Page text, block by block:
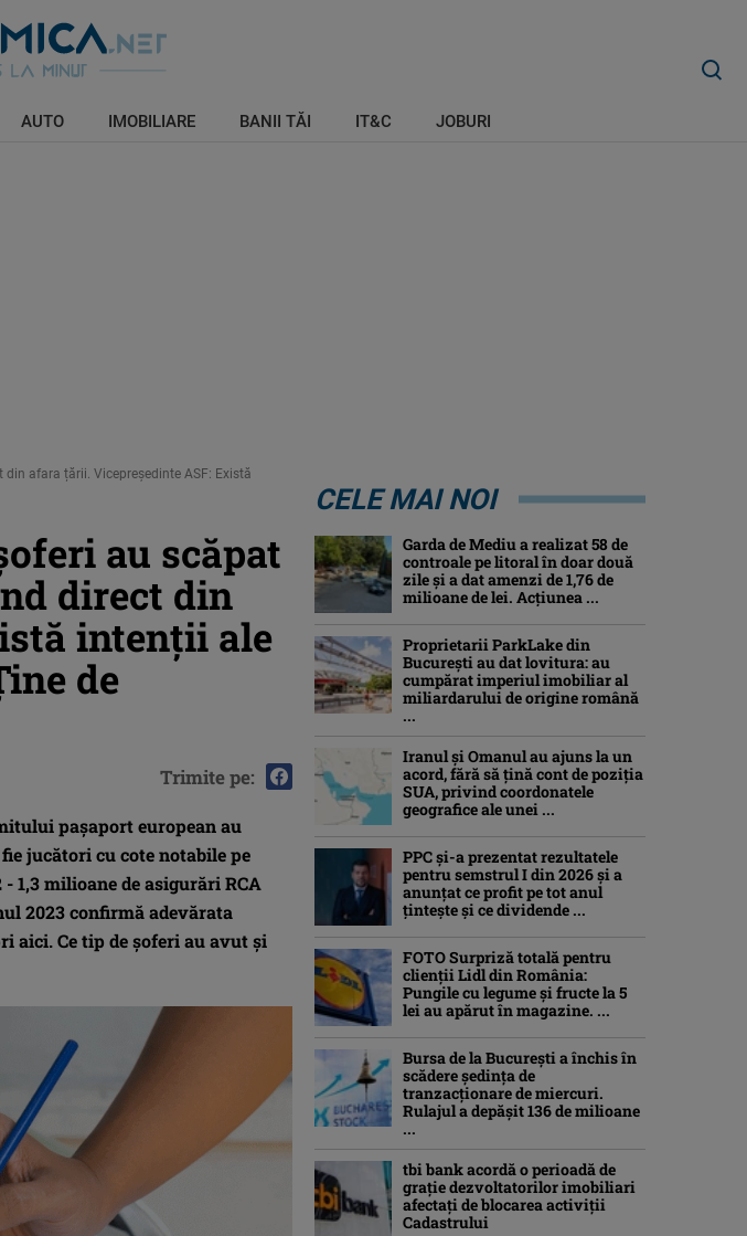
AUTO IMOBILIARE BANII TĂI IT&C JOBURI
afara țării. Vicepreședinte ASF: Există
au scăpat
direct din
intenții ale
de
pașaport european au
jucători cu cote notabile pe
1,3 milioane de asigurări RCA
2023 confirmă adevărata
aici. Ce tip de șoferi au avut și
Trimite pe:
CELE MAI NOI
Garda de Mediu a realizat 58 de
controale pe litoral în doar două
zile și a dat amenzi de 1,76 de
milioane de lei. Acțiunea ...
Proprietarii ParkLake din
București au dat lovitura: au
cumpărat imperiul imobiliar al
miliardarului de origine română
...
Iranul și Omanul au ajuns la un
acord, fără să țină cont de poziția
SUA, privind coordonatele
geografice ale unei ...
PPC și-a prezentat rezultatele
pentru semstrul I din 2026 și a
anunțat ce profit pe tot anul
țintește și ce dividende ...
FOTO Surpriză totală pentru
clienții Lidl din România:
Pungile cu legume și fructe la 5
lei au apărut în magazine. ...
Bursa de la București a închis în
scădere ședința de
tranzacționare de miercuri.
Rulajul a depășit 136 de milioane
...
tbi bank acordă o perioadă de
grație dezvoltatorilor imobiliari
afectați de blocarea activiții
Cadastrului